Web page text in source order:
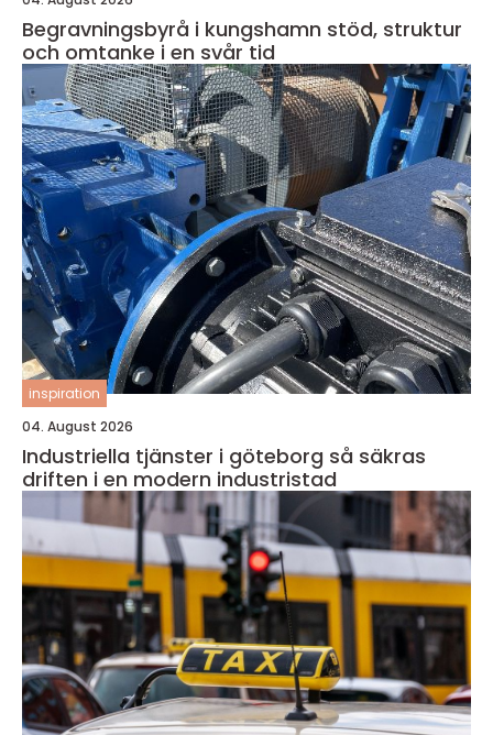
Begravningsbyrå i kungshamn stöd, struktur
och omtanke i en svår tid
inspiration
04. August 2026
Industriella tjänster i göteborg så säkras
driften i en modern industristad